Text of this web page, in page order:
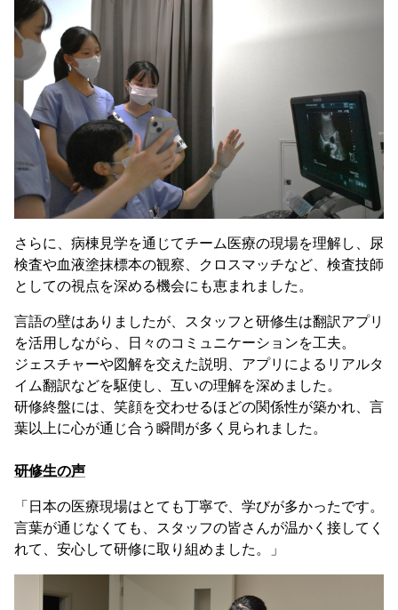
さらに、病棟見学を通じてチーム医療の現場を理解し、尿
検査や血液塗抹標本の観察、クロスマッチなど、検査技師
としての視点を深める機会にも恵まれました。
言語の壁はありましたが、スタッフと研修生は翻訳アプリ
を活用しながら、日々のコミュニケーションを工夫。
ジェスチャーや図解を交えた説明、アプリによるリアルタ
イム翻訳などを駆使し、互いの理解を深めました。
研修終盤には、笑顔を交わせるほどの関係性が築かれ、言
葉以上に心が通じ合う瞬間が多く見られました。
研修生の声
「日本の医療現場はとても丁寧で、学びが多かったです。
言葉が通じなくても、スタッフの皆さんが温かく接してく
れて、安心して研修に取り組めました。」